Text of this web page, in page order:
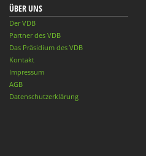
ÜBER UNS
Der VDB
Partner des VDB
Das Präsidium des VDB
Kontakt
Impressum
AGB
Datenschutzerklärung